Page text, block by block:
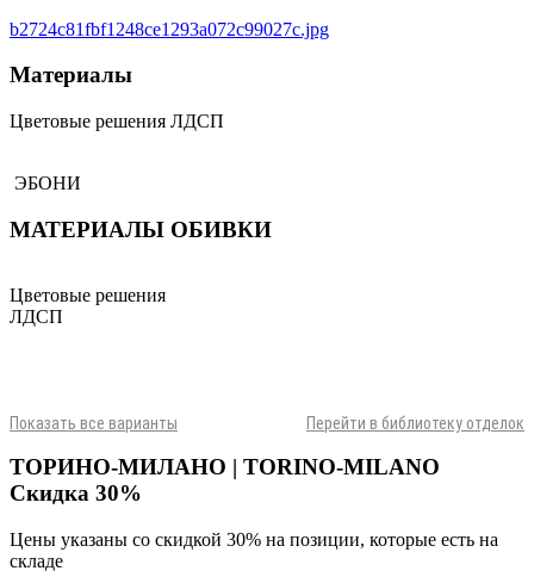
b2724c81fbf1248ce1293a072c99027c.jpg
Материалы
Цветовые решения ЛДСП
ЭБОНИ
МАТЕРИАЛЫ ОБИВКИ
Цветовые решения
ЛДСП
Показать все варианты Перейти в библиотеку отделок
ТОРИНО-МИЛАНО | TORINO-MILANO
Скидка 30%
Цены указаны со скидкой 30% на позиции, которые есть на
складе